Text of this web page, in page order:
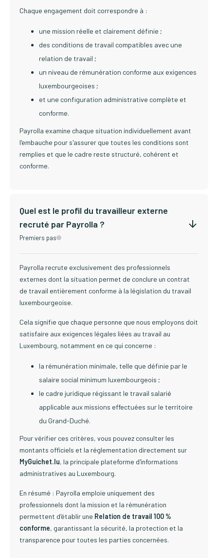
Chaque engagement doit correspondre à :
une mission réelle et clairement définie ;
des conditions de travail compatibles avec une
relation de travail ;
un niveau de rémunération conforme aux exigences
luxembourgeoises ;
et une configuration administrative complète et
conforme.
Payrolla examine chaque situation individuellement avant
l'embauche pour s'assurer que toutes les conditions sont
remplies et que le cadre reste structuré, cohérent et
conforme.
Quel est le profil du travailleur externe
recruté par Payrolla ?
Premiers pas
Payrolla recrute exclusivement des professionnels
externes dont la situation permet de conclure un contrat
de travail entièrement conforme à la législation du travail
luxembourgeoise.
Cela signifie que chaque personne que nous employons doit
satisfaire aux exigences légales liées au travail au
Luxembourg, notamment en ce qui concerne :
la rémunération minimale, telle que définie par le
salaire social minimum luxembourgeois ;
le cadre juridique régissant le travail salarié
applicable aux missions effectuées sur le territoire
du Grand-Duché.
Pour vérifier ces critères, vous pouvez consulter les
montants officiels et la réglementation directement sur
MyGuichet.lu, la principale plateforme d'informations
administratives au Luxembourg.
En résumé : Payrolla emploie uniquement des
professionnels dont la mission et la rémunération
permettent d'établir une Relation de travail 100 %
conforme, garantissant la sécurité, la protection et la
transparence pour toutes les parties concernées.